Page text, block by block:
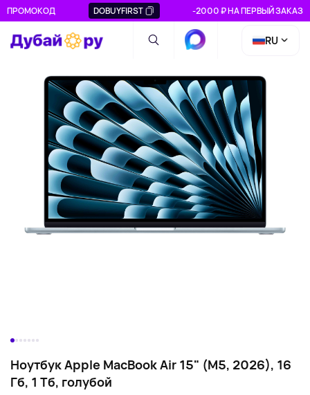
ПРОМОКОД DOBUYFIRST -2000 ₽ НА ПЕРВЫЙ ЗАКАЗ
RU
Ноутбук Apple MacBook Air 15" (M5, 2026), 16
Гб, 1 Тб, голубой